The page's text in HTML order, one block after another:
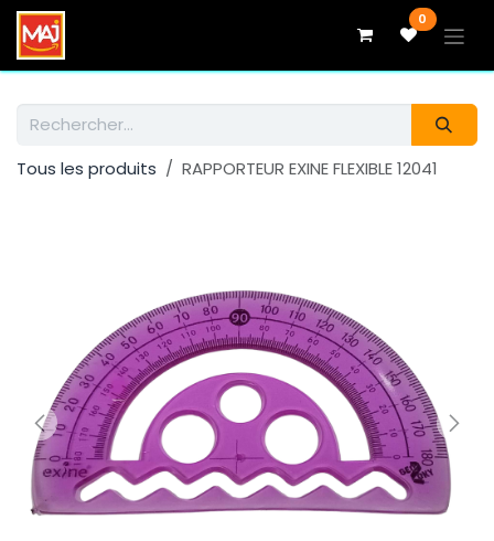
Se rendre au contenu 0
Tous les produits RAPPORTEUR EXINE FLEXIBLE 12041